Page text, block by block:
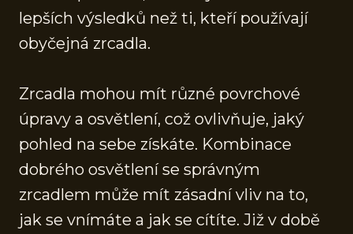
lepších výsledků než ti, kteří používají
obyčejná zrcadla.
Zrcadla mohou mít různé povrchové
úpravy a osvětlení, což ovlivňuje, jaký
pohled na sebe získáte. Kombinace
dobrého osvětlení se správným
zrcadlem může mít zásadní vliv na to,
jak se vnímáte a jak se cítíte. Již v době